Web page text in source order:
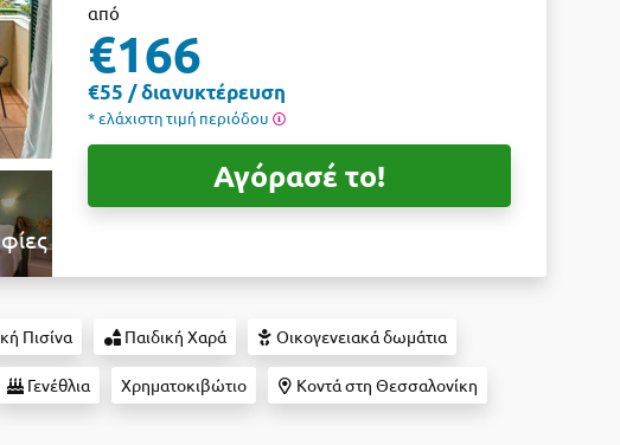
από
€166
€55 / διανυκτέρευση
* ελάχιστη τιμή περιόδου
Αγόρασέ το!
Πισίνα Παιδική Χαρά Οικογενειακά δωμάτια
Γενέθλια Χρηματοκιβώτιο Κοντά στη Θεσσαλονίκη